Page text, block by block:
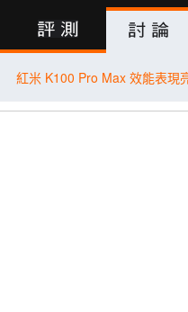
登入 行動版
紅米 K100 Pro Max 效能表現